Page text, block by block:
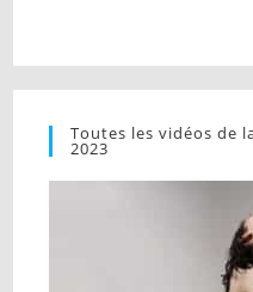
Toutes les vidéos de
2023